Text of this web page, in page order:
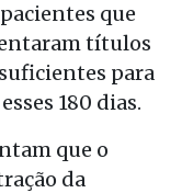
que
títulos
para
180 dias.
que o
da